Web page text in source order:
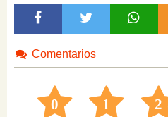
Comentarios
0 1 2